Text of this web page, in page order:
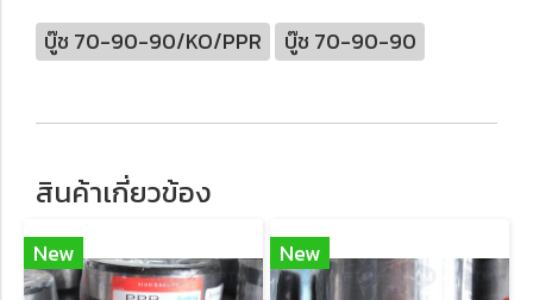
บู๊ช 70-90-90/KO/PPR บู๊ช 70-90-90
สินค้าเกี่ยวข้อง
New New